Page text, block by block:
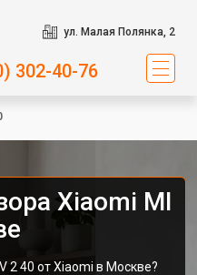
ул. Малая Полянка, 2
302-40-76
Xiaomi MI
2 40 от Xiaomi в Москве?